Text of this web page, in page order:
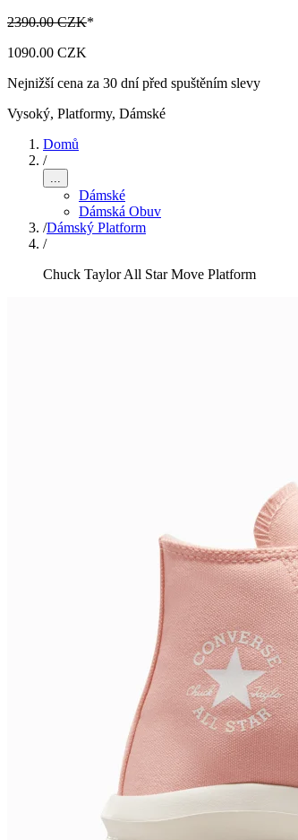
2390.00 CZK*
1090.00 CZK
Nejnižší cena za 30 dní před spuštěním slevy
Vysoký, Platformy, Dámské
Domů
/
...
Dámské
Dámská Obuv
/Dámský Platform
/
Chuck Taylor All Star Move Platform